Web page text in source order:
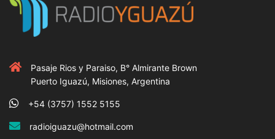
Pasaje Rios y Paraiso, B° Almirante Brown
Puerto Iguazú, Misiones, Argentina
+54 (3757) 1552 5155
radioiguazu@hotmail.com